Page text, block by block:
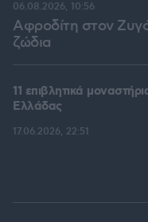
Αφροδίτη στον
ζώδια
06.08.2026, 10:56
11 επιβλητικά
Ελλάδας
17.06.2026, 22:51